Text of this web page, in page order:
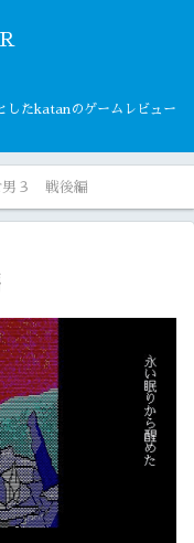
たkatanのゲームレビュー
男３ 戦後編